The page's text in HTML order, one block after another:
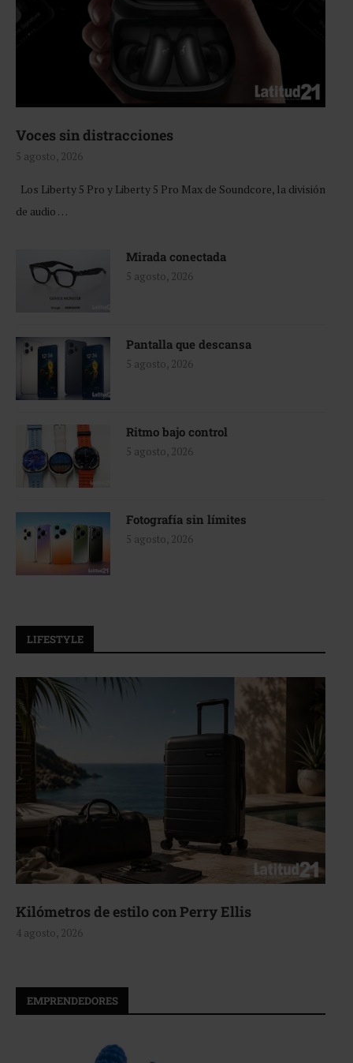
Voces sin distracciones
5 agosto, 2026
Los Liberty 5 Pro y Liberty 5 Pro Max de Soundcore, la división
de audio …
Mirada conectada
5 agosto, 2026
Pantalla que descansa
5 agosto, 2026
Ritmo bajo control
5 agosto, 2026
Fotografía sin límites
5 agosto, 2026
LIFESTYLE
Kilómetros de estilo con Perry Ellis
4 agosto, 2026
EMPRENDEDORES